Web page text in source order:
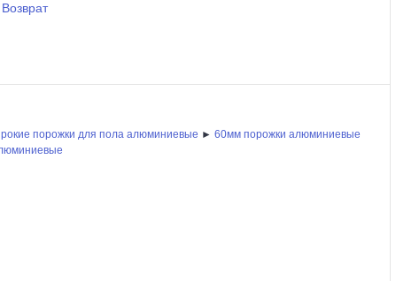
Возврат
порожки для пола алюминиевые ► 60мм порожки алюминиевые